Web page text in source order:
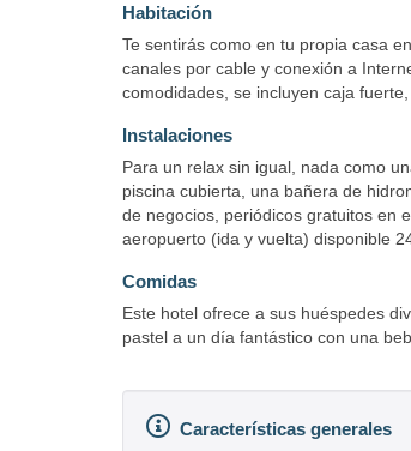
Habitación
Te sentirás como en tu propia casa
canales por cable y conexión a
comodidades, se incluyen caja
Instalaciones
Para un relax sin igual, nada como
piscina cubierta, una bañera de
de negocios, periódicos gratuitos en
aeropuerto (ida y vuelta) disponible
Comidas
Este hotel ofrece a sus huéspedes
pastel a un día fantástico con una
Características generales